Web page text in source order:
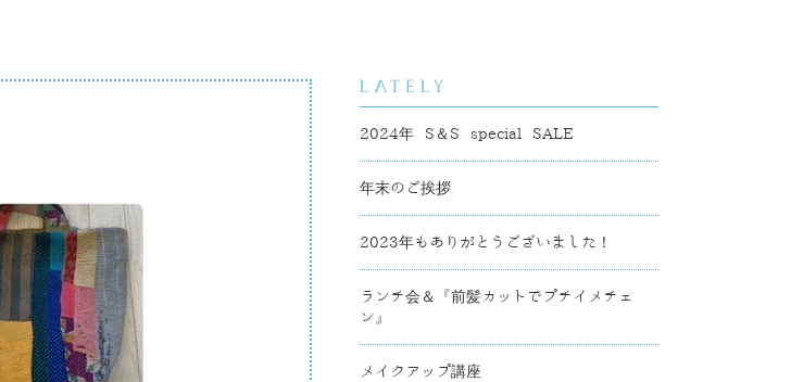
2024年 S＆S special SALE
年末のご挨拶
2023年もありがとうございました！
ランチ会＆『前髪カットでプチイメチェ
ン』
メイクアップ講座